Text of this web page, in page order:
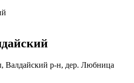
Валдайский р-н, дер. Любница